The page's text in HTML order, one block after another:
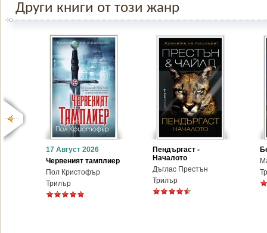
Други книги от този жанр
17 Август 2026
Червеният тамплиер
Пол Кристофър
Трилър
Пендъргаст -
Началото
Дъглас Престън
Трилър